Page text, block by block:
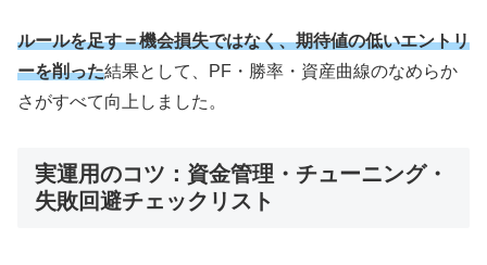
ルールを足す＝機会損失ではなく、期待値の低いエントリ
ーを削った結果として、PF・勝率・資産曲線のなめらか
さがすべて向上しました。
実運用のコツ：資金管理・チューニング・
失敗回避チェックリスト